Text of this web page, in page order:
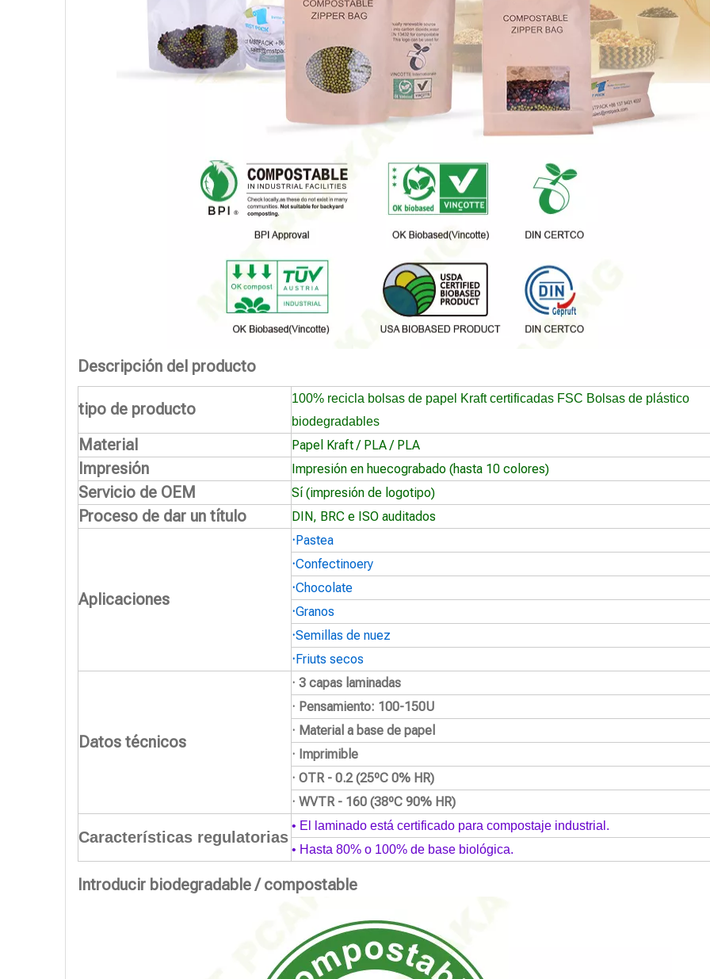
Descripción del producto
tipo de producto
100% recicla bolsas de papel Kraft certificadas FSC Bolsas de plástico
biodegradables
Material Papel Kraft / PLA / PLA
Impresión Impresión en huecograbado (hasta 10 colores)
Servicio de OEM Sí (impresión de logotipo)
Proceso de dar un título DIN, BRC e ISO auditados
Aplicaciones
·Pastea
·Confectinoery
·Chocolate
·Granos
·Semillas de nuez
·Friuts secos
Datos técnicos
· 3 capas laminadas
· Pensamiento: 100-150U
· Material a base de papel
· Imprimible
· OTR - 0.2 (25ºC 0% HR)
· WVTR - 160 (38ºC 90% HR)
Características regulatorias
• El laminado está certificado para compostaje industrial.
• Hasta 80% o 100% de base biológica.
Introducir biodegradable / compostable